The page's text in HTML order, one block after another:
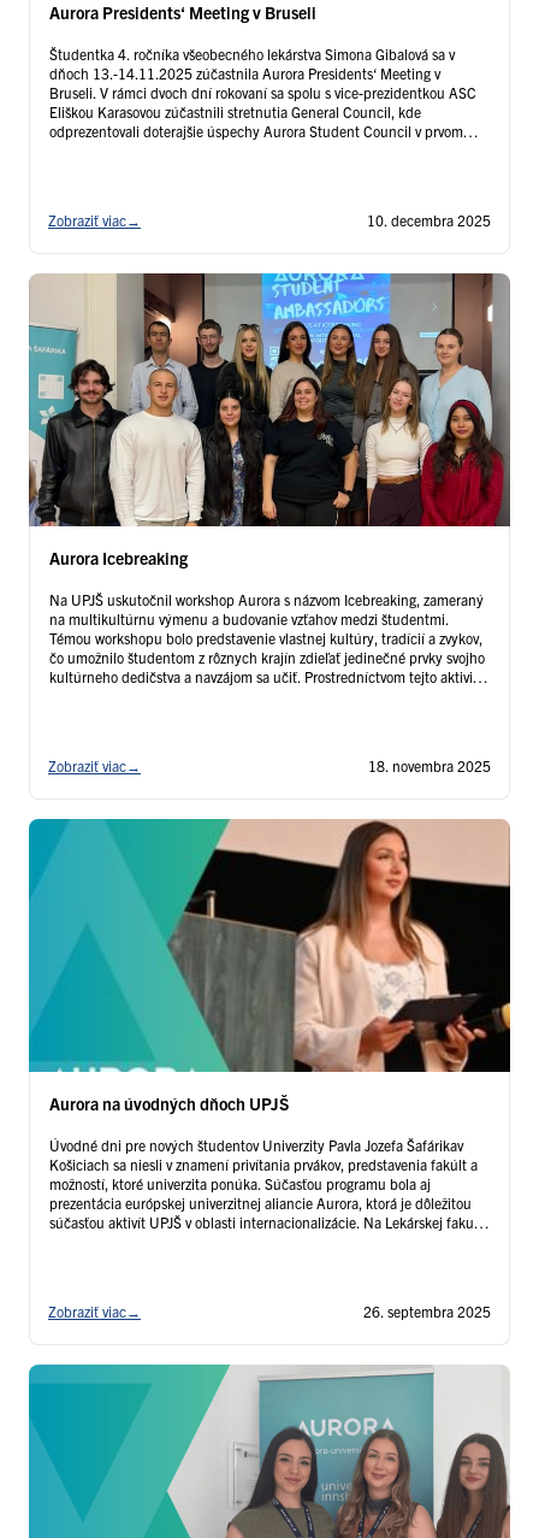
Aurora Presidents‘ Meeting v Bruseli
Študentka 4. ročníka všeobecného lekárstva Simona Gibalová sa v
dňoch 13.-14.11.2025 zúčastnila Aurora Presidents‘ Meeting v
Bruseli. V rámci dvoch dní rokovaní sa spolu s vice-prezidentkou ASC
Eliškou Karasovou zúčastnili stretnutia General Council, kde
odprezentovali doterajšie úspechy Aurora Student Council v prvom
Zobraziť viac→ 10. decembra 2025
Aurora Icebreaking
Na UPJŠ uskutočnil workshop Aurora s názvom Icebreaking, zameraný
na multikultúrnu výmenu a budovanie vzťahov medzi študentmi.
Témou workshopu bolo predstavenie vlastnej kultúry, tradícií a zvykov,
čo umožnilo študentom z rôznych krajín zdieľať jedinečné prvky svojho
kultúrneho dedičstva a navzájom sa učiť. Prostredníctvom tejto aktivity
Zobraziť viac→ 18. novembra 2025
Aurora na úvodných dňoch UPJŠ
Úvodné dni pre nových študentov Univerzity Pavla Jozefa Šafárikav
Košiciach sa niesli v znamení privítania prvákov, predstavenia fakúlt a
možností, ktoré univerzita ponúka. Súčasťou programu bola aj
prezentácia európskej univerzitnej aliancie Aurora, ktorá je dôležitou
súčasťou aktivít UPJŠ v oblasti internacionalizácie. Na Lekárskej fakulte
Zobraziť viac→ 26. septembra 2025